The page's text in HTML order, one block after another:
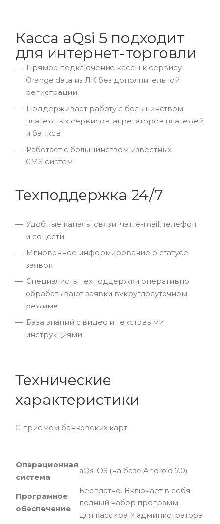
Касса aQsi 5 подходит
для интернет-торговли
Прямое подключение кассы к сервису
Orange data из ЛК без дополнительной
регистрации
Поддерживает работу с большинством
платежных сервисов, агрегаторов платежей
и банков
Работает с большинством известных
CMS систем
Техподдержка 24/7
Удобные каналы связи: чат, e-mail, телефон
и соцсети
Мгновенное информирование о статусе
заявок
Специалисты техподдержки оперативно
обрабатывают заявки вvкруглосуточном
режиме
База знаний с видео и текстовыми
инструкциями
Технические
характеристики
С приемом банковских карт
Операционная
система
aQsi OS (на базе Android 7.0)
Програмное
обеспечение
Бесплатно. Включает в себя
полный набор программ
для кассира и администратора